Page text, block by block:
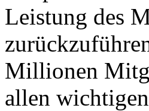
Leistung des
Millionen
allen